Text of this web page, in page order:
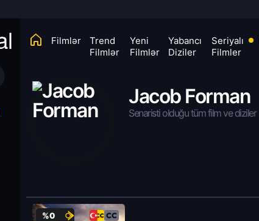
Filmlər
Trend
Filmlər
Yeni
Filmlər
Yabancı
Diziler
Seriyalı
Filmler
Jacob Forman
Senaristi olduğu tüm film ve diziler
%0